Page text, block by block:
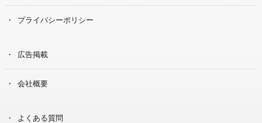
プライバシーポリシー
広告掲載
会社概要
よくある質問